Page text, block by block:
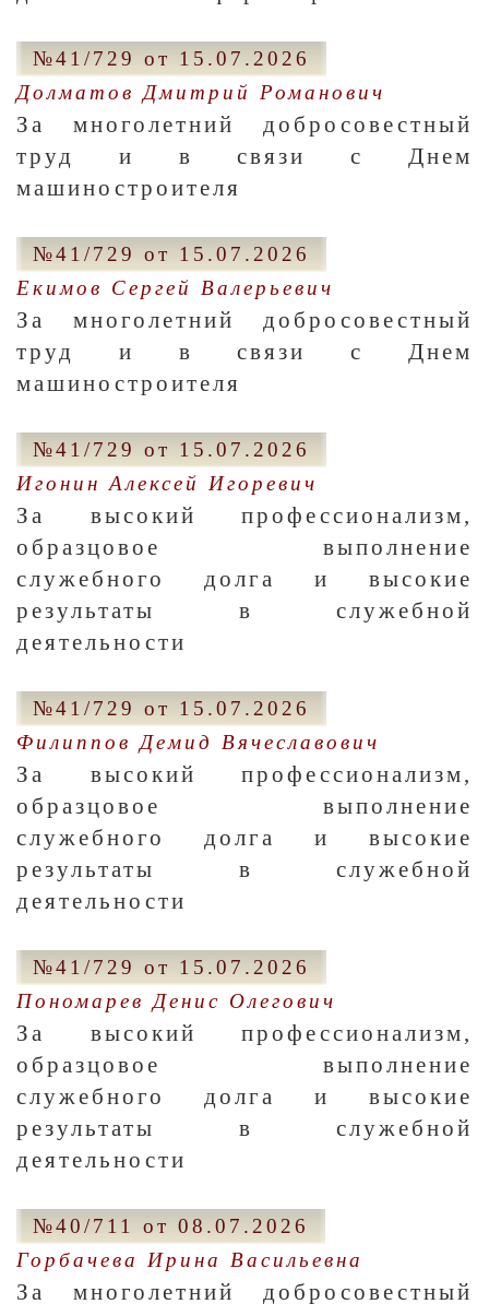
№41/729 от 15.07.2026
Долматов Дмитрий Романович
За многолетний добросовестный
труд и в связи с Днем
машиностроителя
№41/729 от 15.07.2026
Екимов Сергей Валерьевич
За многолетний добросовестный
труд и в связи с Днем
машиностроителя
№41/729 от 15.07.2026
Игонин Алексей Игоревич
За высокий профессионализм,
образцовое выполнение
служебного долга и высокие
результаты в служебной
деятельности
№41/729 от 15.07.2026
Филиппов Демид Вячеславович
За высокий профессионализм,
образцовое выполнение
служебного долга и высокие
результаты в служебной
деятельности
№41/729 от 15.07.2026
Пономарев Денис Олегович
За высокий профессионализм,
образцовое выполнение
служебного долга и высокие
результаты в служебной
деятельности
№40/711 от 08.07.2026
Горбачева Ирина Васильевна
За многолетний добросовестный